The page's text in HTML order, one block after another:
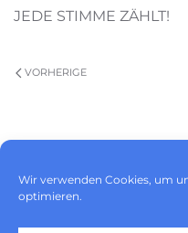
Wir verwenden Cookies, um
optimieren.
JEDE STIMME ZÄHLT!
VORHERIGE
Cookie-Richtlinie (EU)